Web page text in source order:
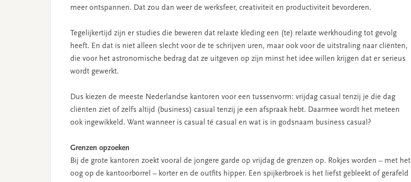
meer ontspannen. Dat zou dan weer de werksfeer, creativiteit en productiviteit bevorderen.
Tegelijkertijd zijn er studies die beweren dat relaxte kleding een (te) relaxte werkhouding tot gevolg
heeft. En dat is niet alleen slecht voor de te schrijven uren, maar ook voor de uitstraling naar cliënten,
die voor het astronomische bedrag dat ze uitgeven op zijn minst het idee willen krijgen dat er serieus
wordt gewerkt.
Dus kiezen de meeste Nederlandse kantoren voor een tussenvorm: vrijdag casual tenzij je die dag
cliënten ziet of zelfs altijd (business) casual tenzij je een afspraak hebt. Daarmee wordt het meteen
ook ingewikkeld. Want wanneer is casual té casual en wat is in godsnaam business casual?
Grenzen opzoeken
Bij de grote kantoren zoekt vooral de jongere garde op vrijdag de grenzen op. Rokjes worden – met het
oog op de kantoorborrel – korter en de outfits hipper. Een spijkerbroek is het liefst gebleekt of gerafeld